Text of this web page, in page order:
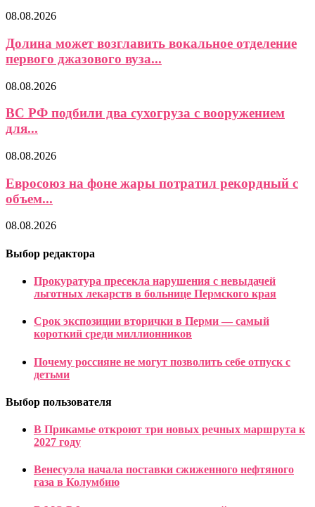
08.08.2026
Долина может возглавить вокальное отделение
первого джазового вуза...
08.08.2026
ВС РФ подбили два сухогруза с вооружением
для...
08.08.2026
Евросоюз на фоне жары потратил рекордный с
объем...
08.08.2026
Выбор редактора
Прокуратура пресекла нарушения с невыдачей
льготных лекарств в больнице Пермского края
Срок экспозиции вторички в Перми — самый
короткий среди миллионников
Почему россияне не могут позволить себе отпуск с
детьми
Выбор пользователя
В Прикамье откроют три новых речных маршрута к
2027 году
Венесуэла начала поставки сжиженного нефтяного
газа в Колумбию